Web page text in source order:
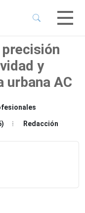
y
urbana AC
Redacción